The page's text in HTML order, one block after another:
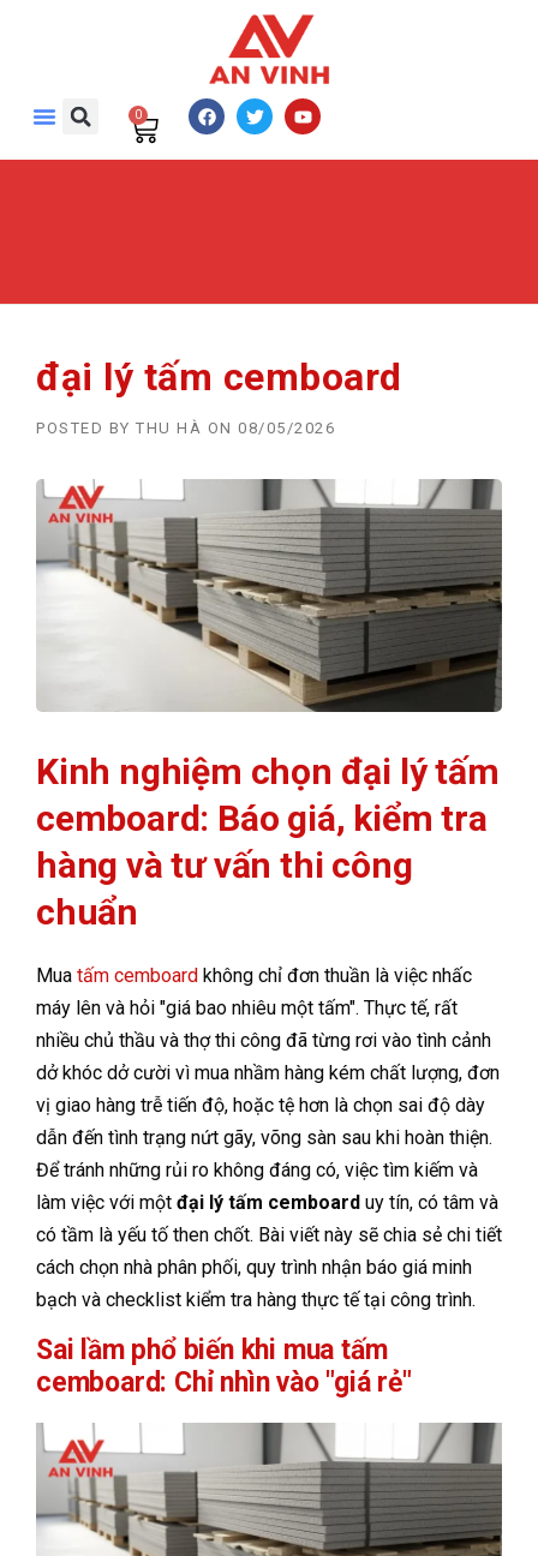
0
đại lý tấm cemboard
POSTED BY THU HÀ ON 08/05/2026
Kinh nghiệm chọn đại lý tấm
cemboard: Báo giá, kiểm tra
hàng và tư vấn thi công
chuẩn
Mua tấm cemboard không chỉ đơn thuần là việc nhấc
máy lên và hỏi "giá bao nhiêu một tấm". Thực tế, rất
nhiều chủ thầu và thợ thi công đã từng rơi vào tình cảnh
dở khóc dở cười vì mua nhầm hàng kém chất lượng, đơn
vị giao hàng trễ tiến độ, hoặc tệ hơn là chọn sai độ dày
dẫn đến tình trạng nứt gãy, võng sàn sau khi hoàn thiện.
Để tránh những rủi ro không đáng có, việc tìm kiếm và
làm việc với một đại lý tấm cemboard uy tín, có tâm và
có tầm là yếu tố then chốt. Bài viết này sẽ chia sẻ chi tiết
cách chọn nhà phân phối, quy trình nhận báo giá minh
bạch và checklist kiểm tra hàng thực tế tại công trình.
Sai lầm phổ biến khi mua tấm
cemboard: Chỉ nhìn vào "giá rẻ"